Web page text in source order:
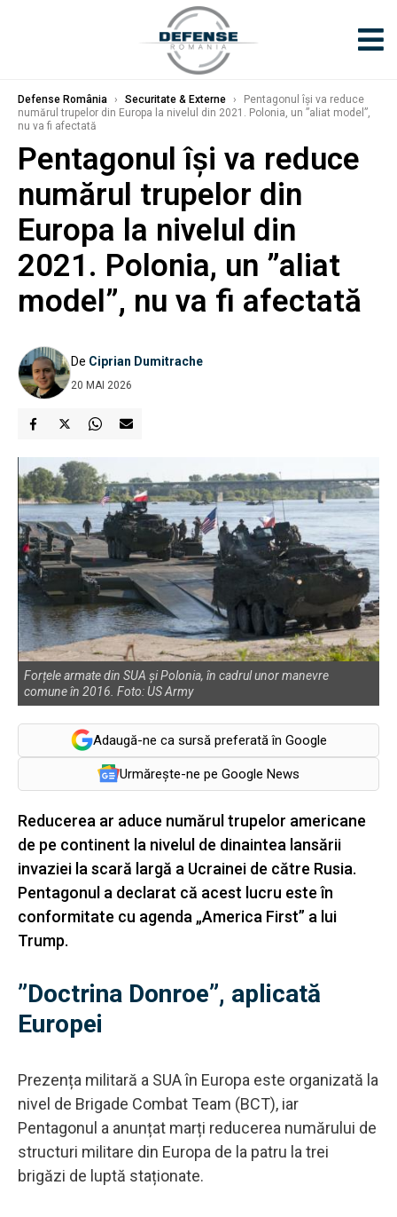
Defense România › Securitate & Externe ›
Pentagonul își va reduce
numărul trupelor din Europa la nivelul din 2021. Polonia, un ”aliat model”,
nu va fi afectată
Pentagonul își va reduce
numărul trupelor din
Europa la nivelul din
2021. Polonia, un ”aliat
model”, nu va fi afectată
De Ciprian Dumitrache
20 MAI 2026
Forțele armate din SUA și Polonia, în cadrul unor manevre
comune în 2016. Foto: US Army
Adaugă-ne ca sursă preferată în Google
Urmărește-ne pe Google News
Reducerea ar aduce numărul trupelor americane
de pe continent la nivelul de dinaintea lansării
invaziei la scară largă a Ucrainei de către Rusia.
Pentagonul a declarat că acest lucru este în
conformitate cu agenda „America First” a lui
Trump.
”Doctrina Donroe”, aplicată
Europei
Prezența militară a SUA în Europa este organizată la
nivel de Brigade Combat Team (BCT), iar
Pentagonul a anunțat marți reducerea numărului de
structuri militare din Europa de la patru la trei
brigăzi de luptă staționate.